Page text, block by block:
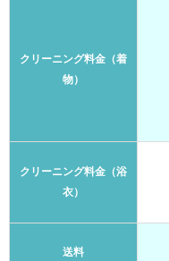
クリーニング料金（着
物）
クリーニング料金（浴
衣）
送料